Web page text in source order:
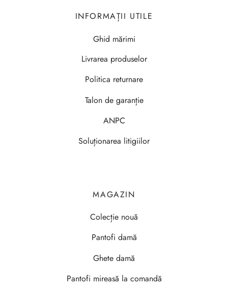
INFORMAȚII UTILE
Ghid mărimi
Livrarea produselor
Politica returnare
Talon de garanție
ANPC
Soluționarea litigiilor
MAGAZIN
Colecție nouă
Pantofi damă
Ghete damă
Pantofi mireasă la comandă